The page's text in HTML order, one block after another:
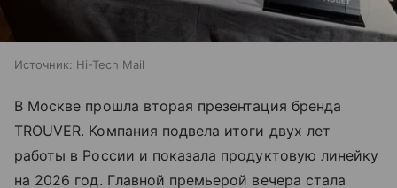
Источник: Hi-Tech Mail
В Москве прошла вторая презентация бренда
TROUVER. Компания подвела итоги двух лет
работы в России и показала продуктовую линейку
на 2026 год. Главной премьерой вечера стала